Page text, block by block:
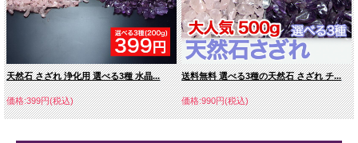
天然石 さざれ 浄化用 選べる3種 水晶...
価格:399円(税込)
送料無料 選べる3種の天然石 さざれ チ...
価格:990円(税込)